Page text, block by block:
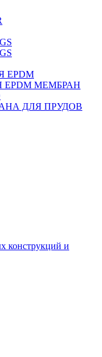
EPDM
МЕМБРАН
ДЛЯ ПРУДОВ
конструкций и